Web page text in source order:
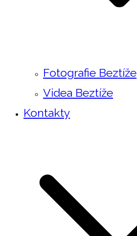
Fotografie Beztíže
Videa Beztíže
Kontakty